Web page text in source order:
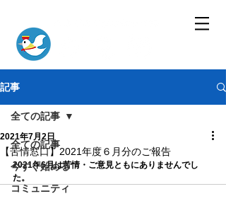
記事
全ての記事
今すぐ始める
コミュニティ
全ての記事
【苦情窓口】2021年度６月分のご報告
2021年7月2日
2021年6月は苦情・ご意見ともにありませんでし
た。